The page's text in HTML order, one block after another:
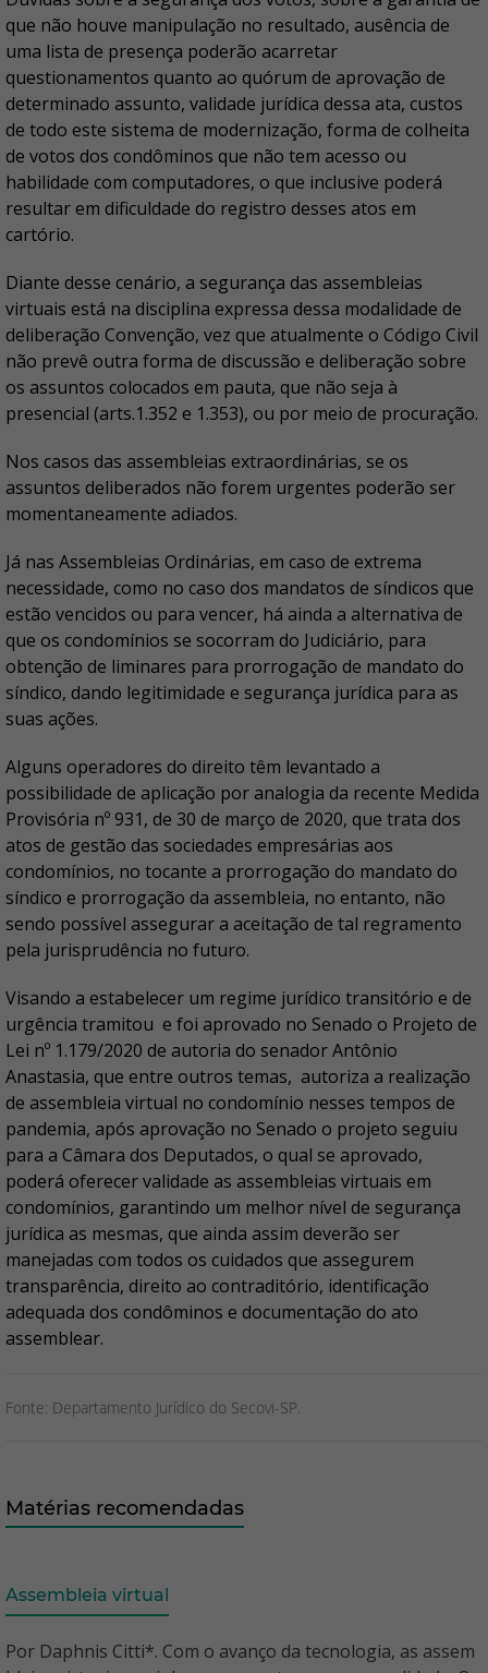
que não houve manipulação no resultado, ausência de
uma lista de presença poderão acarretar
questionamentos quanto ao quórum de aprovação de
determinado assunto, validade jurídica dessa ata, custos
de todo este sistema de modernização, forma de colheita
de votos dos condôminos que não tem acesso ou
habilidade com computadores, o que inclusive poderá
resultar em dificuldade do registro desses atos em
cartório.
Diante desse cenário, a segurança das assembleias
virtuais está na disciplina expressa dessa modalidade de
deliberação Convenção, vez que atualmente o Código Civil
não prevê outra forma de discussão e deliberação sobre
os assuntos colocados em pauta, que não seja à
presencial (arts.1.352 e 1.353), ou por meio de procuração.
Nos casos das assembleias extraordinárias, se os
assuntos deliberados não forem urgentes poderão ser
momentaneamente adiados.
Já nas Assembleias Ordinárias, em caso de extrema
necessidade, como no caso dos mandatos de síndicos que
estão vencidos ou para vencer, há ainda a alternativa de
que os condomínios se socorram do Judiciário, para
obtenção de liminares para prorrogação de mandato do
síndico, dando legitimidade e segurança jurídica para as
suas ações.
Alguns operadores do direito têm levantado a
possibilidade de aplicação por analogia da recente Medida
Provisória nº 931, de 30 de março de 2020, que trata dos
atos de gestão das sociedades empresárias aos
condomínios, no tocante a prorrogação do mandato do
síndico e prorrogação da assembleia, no entanto, não
sendo possível assegurar a aceitação de tal regramento
pela jurisprudência no futuro.
Visando a estabelecer um regime jurídico transitório e de
urgência tramitou e foi aprovado no Senado o Projeto de
Lei nº 1.179/2020 de autoria do senador Antônio
Anastasia, que entre outros temas, autoriza a realização
de assembleia virtual no condomínio nesses tempos de
pandemia, após aprovação no Senado o projeto seguiu
para a Câmara dos Deputados, o qual se aprovado,
poderá oferecer validade as assembleias virtuais em
condomínios, garantindo um melhor nível de segurança
jurídica as mesmas, que ainda assim deverão ser
manejadas com todos os cuidados que assegurem
transparência, direito ao contraditório, identificação
adequada dos condôminos e documentação do ato
assemblear.
Fonte: Departamento Jurídico do Secovi-SP.
Matérias recomendadas
Assembleia virtual
Por Daphnis Citti*. Com o avanço da tecnologia, as assem